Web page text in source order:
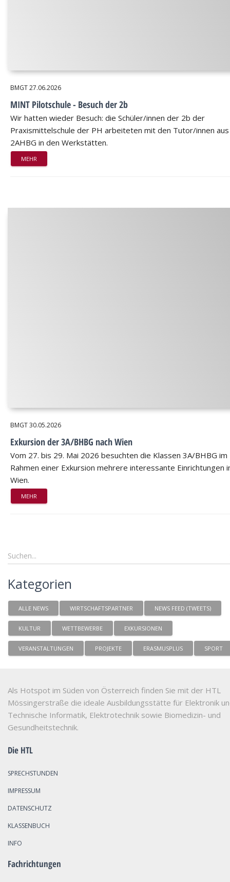
BMGT27.06.2026
MINT Pilotschule - Besuch der 2b
Wir hatten wieder Besuch: die Schüler/innen der 2b der
Praxismittelschule der PH arbeiteten mit den Tutor/innen
2AHBG in den Werkstätten.
MEHR
BMGT30.05.2026
Exkursion der 3A/BHBG nach Wien
Vom 27. bis 29. Mai 2026 besuchten die Klassen 3A/BHBG im
Rahmen einer Exkursion mehrere interessante Einrichtungen
Wien.
MEHR
Kategorien
ALLE NEWS WIRTSCHAFTSPARTNER NEWS FEED (TWEETS)
KULTUR WETTBEWERBE EXKURSIONEN
VERANSTALTUNGEN PROJEKTE ERASMUSPLUS SPORT
Als Hotspot im Süden von Österreich finden Sie mit der HTL
Mössingerstraße die ideale Ausbildungsstätte für Elektronik
Technische Informatik, Elektrotechnik sowie Biomedizin- und
Gesundheitstechnik.
Die HTL
SPRECHSTUNDEN
IMPRESSUM
DATENSCHUTZ
KLASSENBUCH
INFO
Fachrichtungen